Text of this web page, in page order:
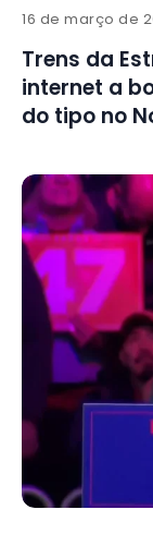
16 de março de
Trens da
internet a
do tipo no